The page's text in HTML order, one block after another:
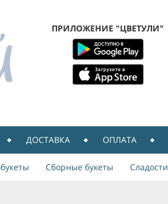
ПРИЛОЖЕНИЕ "ЦВЕТУЛИ"
ДОСТАВКА ОПЛАТА
Сборные букеты Сладости